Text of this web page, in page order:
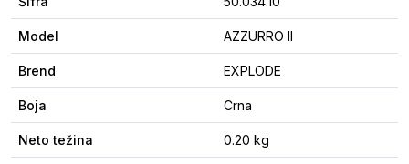
Model AZZURRO II
Brend EXPLODE
Boja Crna
Neto težina 0.20 kg